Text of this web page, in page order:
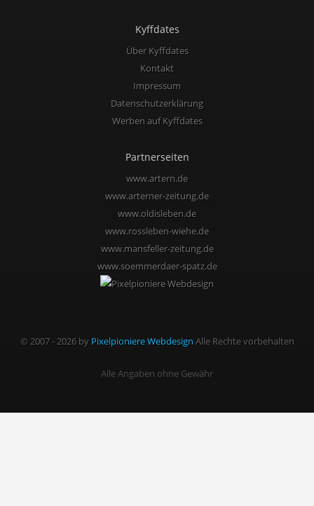
Kyffdates
Über Kyffdates
Kontakt
Impressum
Datenschutzerklärung
Werben auf Kyffdates
Partnerseiten
www.artern.de
www.arterner-zeitung.de
www.oldisleben.de
www.rossleben-wiehe.de
www.mansfeller-zeitung.de
www.soemmerdaer-spatz.de
© 2007 - 2026 by Pixelpioniere Webdesign Alle Rechte vorbehalten
Alle Angaben ohne Gewähr